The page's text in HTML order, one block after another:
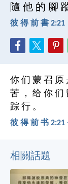
隨 他 的 腳
彼 得 前 書 2:21
你 们 蒙 召 原
苦 ， 给 你 们
踪 行 。
彼 得 前 书 2:21
相關話題